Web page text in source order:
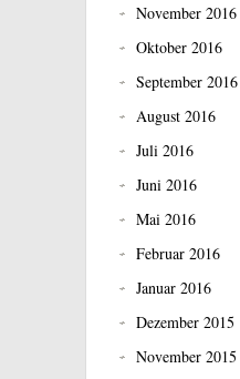
November 2016
Oktober 2016
September 2016
August 2016
Juli 2016
Juni 2016
Mai 2016
Februar 2016
Januar 2016
Dezember 2015
November 2015